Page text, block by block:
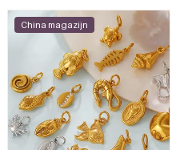
China magazijn